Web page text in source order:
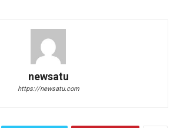
newsatu
https://newsatu.com